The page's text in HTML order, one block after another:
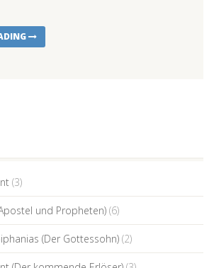
(3)
und Propheten) (6)
(Der Gottessohn) (2)